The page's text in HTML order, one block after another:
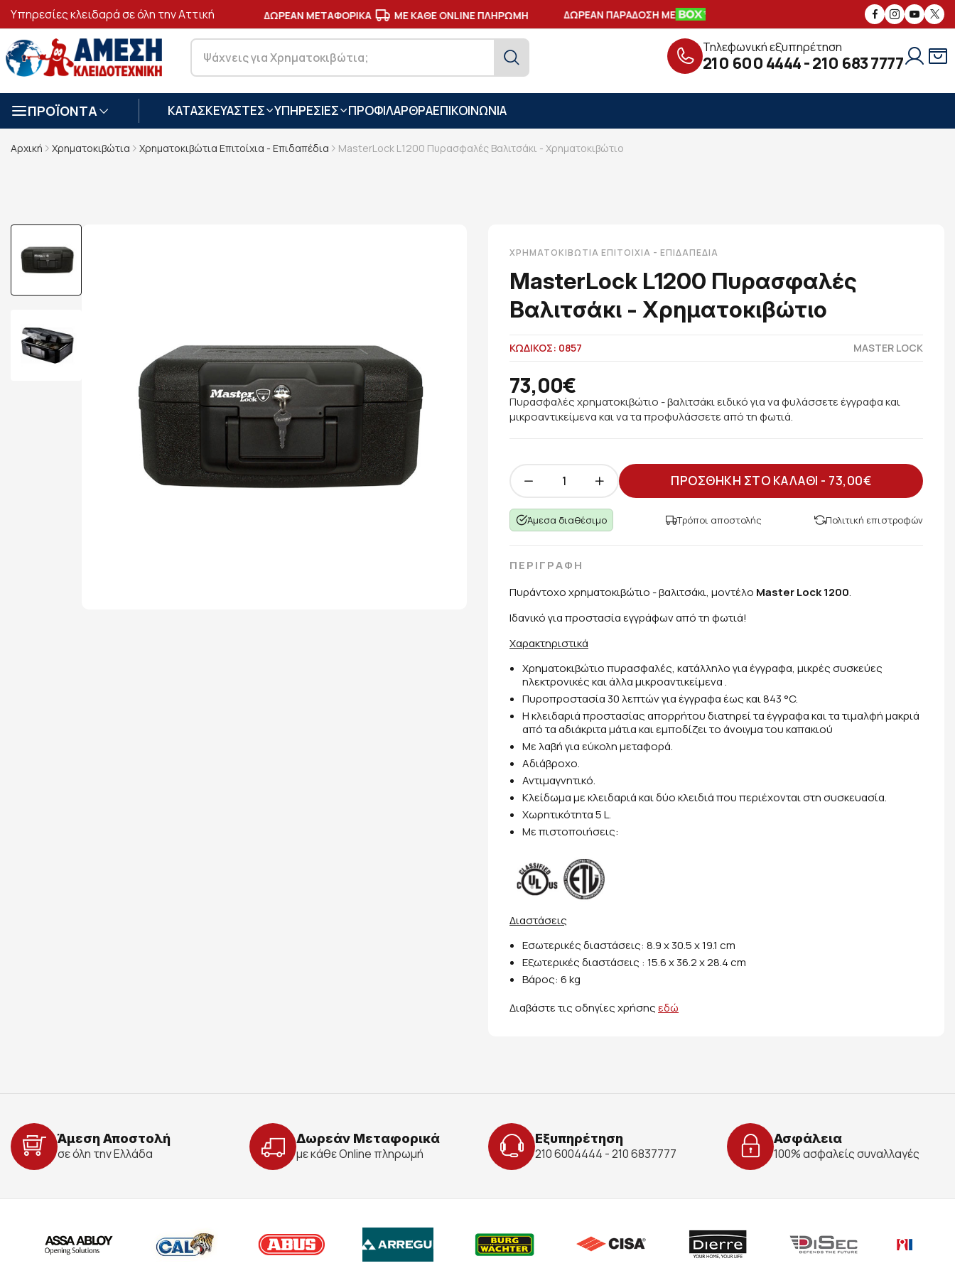
Υπηρεσίες κλειδαρά σε όλη την Αττική
ΑΣΦΑΛΕΙΣ ΣΥΝΑΛΛΑΓΕΣ ΔΩΡΕΑΝ ΜΕΤΑΦΟΡΙΚΑ ΜΕ ΚΑΘΕ ONLINE ΠΛΗΡΩΜΗ ΔΩΡΕΑΝ ΠΑΡΑΔΟΣΗ ΜΕ ΣΥΝΑΛΛΑΓΕΣ
Τηλεφωνική εξυπηρέτηση
210 600 4444-210 683 7777
ΠΡΟΪΟΝΤΑ ΚΑΤΑΣΚΕΥΑΣΤΕΣ ΥΠΗΡΕΣΙΕΣ ΠΡΟΦΙΛΑΡΘΡΑΕΠΙΚΟΙΝΩΝΙΑ
Αρχική Χρηματοκιβώτια Χρηματοκιβώτια Επιτοίχια - Επιδαπέδια MasterLock L1200 Πυρασφαλές Βαλιτσάκι - Χρηματοκιβώτιο
ΧΡΗΜΑΤΟΚΙΒΏΤΙΑ ΕΠΙΤΟΊΧΙΑ - ΕΠΙΔΑΠΈΔΙΑ
MasterLock L1200 Πυρασφαλές
Βαλιτσάκι - Χρηματοκιβώτιο
ΚΩΔΙΚΟΣ: 0857 MASTER LOCK
73,00€
Πυρασφαλές χρηματοκιβώτιο - βαλιτσάκι ειδικό για να φυλάσσετε έγγραφα και
μικροαντικείμενα και να τα προφυλάσσετε από τη φωτιά.
ΠΡΟΣΘΗΚΗ ΣΤΟ ΚΑΛΑΘΙ - 73,00€
Άμεσα διαθέσιμο Τρόποι αποστολής Πολιτική επιστροφών
ΠΕΡΙΓΡΑΦΗ
Πυράντοχο χρηματοκιβώτιο - βαλιτσάκι, μοντέλο Master Lock 1200.
Ιδανικό για προστασία εγγράφων από τη φωτιά!
Χαρακτηριστικά
Χρηματοκιβώτιο πυρασφαλές, κατάλληλο για έγγραφα, μικρές συσκεύες
ηλεκτρονικές και άλλα μικροαντικείμενα .
Πυροπροστασία 30 λεπτών για έγγραφα έως και 843 °C.
Η κλειδαριά προστασίας απορρήτου διατηρεί τα έγγραφα και τα τιμαλφή μακριά
από τα αδιάκριτα μάτια και εμποδίζει το άνοιγμα του καπακιού
Με λαβή για εύκολη μεταφορά.
Aδιάβροχο.
Αντιμαγνητικό.
Κλείδωμα με κλειδαριά και δύο κλειδιά που περιέχονται στη συσκευασία.
Xωρητικότητα 5 L.
Με πιστοποιήσεις:
Διαστάσεις
Εσωτερικές διαστάσεις: 8.9 x 30.5 x 19.1 cm
Εξωτερικές διαστάσεις : 15.6 x 36.2 x 28.4 cm
Βάρος: 6 kg
Διαβάστε τις οδηγίες χρήσηςεδώ
Άμεση Αποστολή
σε όλη την Ελλάδα
Δωρεάν Μεταφορικά
με κάθε Online πληρωμή
Εξυπηρέτηση
210 6004444 - 210 6837777
Ασφάλεια
100% ασφαλείς συναλλαγές